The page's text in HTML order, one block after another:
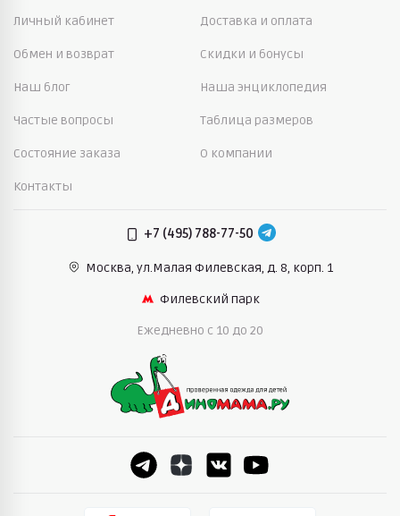
Личный кабинет Доставка и оплата
Обмен и возврат Скидки и бонусы
Наш блог Наша энциклопедия
Частые вопросы Таблица размеров
Состояние заказа О компании
Контакты
+7 (495) 788-77-50
Москва, ул.Малая Филевская, д. 8, корп. 1
Филевский парк
Ежедневно c 10 до 20